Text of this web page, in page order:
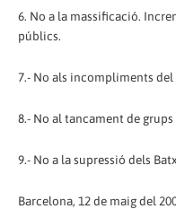
6. No a la massificació.
públics.
7.- No als incompliments
8.- No al tancament de
9.- No a la supressió dels
Barcelona, 12 de maig del